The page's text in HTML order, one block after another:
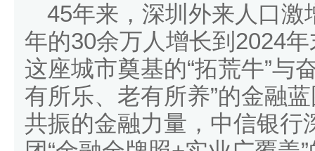
45年来，深圳外来人口
年的30余万人增长到2024
这座城市奠基的“拓荒牛”与
有所乐、老有所养”的金融
共振的金融力量，中信银行